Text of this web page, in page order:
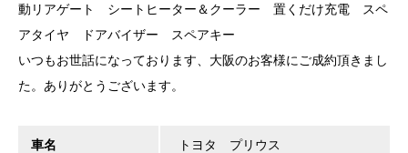
動リアゲート シートヒーター＆クーラー 置くだけ充電 スペ
アタイヤ ドアバイザー スペアキー
いつもお世話になっております、大阪のお客様にご成約頂きまし
た。ありがとうございます。
車名 トヨタ プリウス